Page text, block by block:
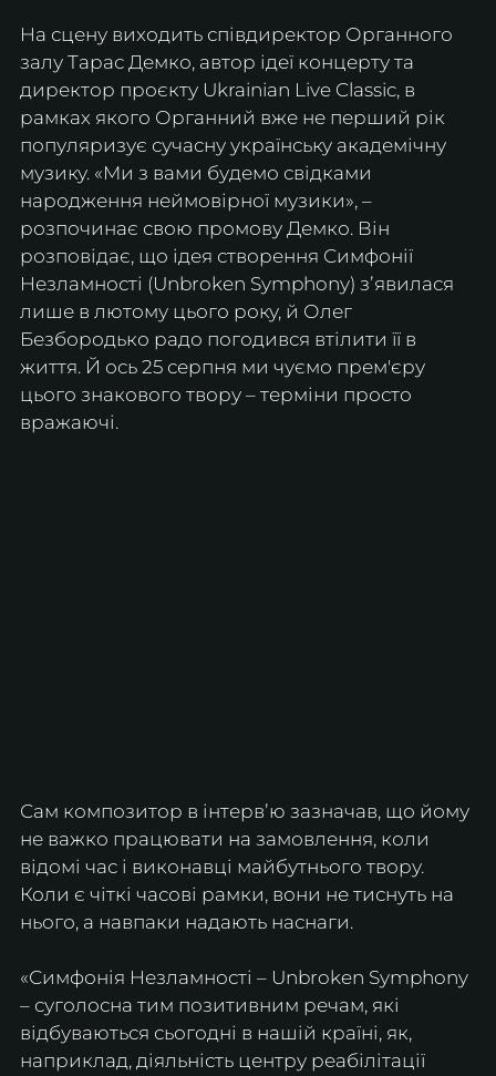
На сцену виходить співдиректор Органного
залу Тарас Демко, автор ідеї концерту та
директор проєкту Ukrainian Live Classic, в
рамках якого Органний вже не перший рік
популяризує сучасну українську академічну
музику. «Ми з вами будемо свідками
народження неймовірної музики», –
розпочинає свою промову Демко. Він
розповідає, що ідея створення Симфонії
Незламності (Unbroken Symphony) зʼявилася
лише в лютому цього року, й Олег
Безбородько радо погодився втілити її в
життя. Й ось 25 серпня ми чуємо прем'єру
цього знакового твору – терміни просто
вражаючі.
Сам композитор в інтервʼю зазначав, що йому
не важко працювати на замовлення, коли
відомі час і виконавці майбутнього твору.
Коли є чіткі часові рамки, вони не тиснуть на
нього, а навпаки надають наснаги.
«Симфонія Незламності – Unbroken Symphony
– суголосна тим позитивним речам, які
відбуваються сьогодні в нашій країні, як,
наприклад, діяльність центру реабілітації